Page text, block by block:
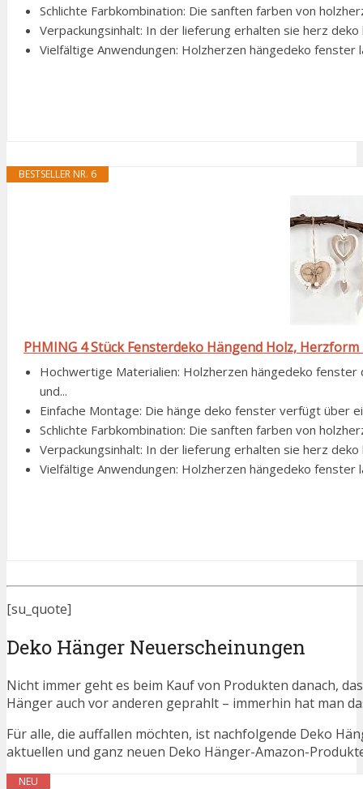
Schlichte Farbkombination: Die sanften farben von
Verpackungsinhalt: In der lieferung erhalten sie herz
Vielfältige Anwendungen: Holzherzen hängedeko fenster
BESTSELLER NR. 6
PHMING 4 Stück Fensterdeko Hängend Holz,
Hochwertige Materialien: Holzherzen hängedeko
und...
Einfache Montage: Die hänge deko fenster verfügt über
Schlichte Farbkombination: Die sanften farben von
Verpackungsinhalt: In der lieferung erhalten sie herz
Vielfältige Anwendungen: Holzherzen hängedeko fenster
[su_quote]
Deko Hänger Neuerscheinungen
Nicht immer geht es beim Kauf von Produkten danach,
Hänger auch vor anderen geprahlt – immerhin hat man
Für alle, die auffallen möchten, ist nachfolgende Deko
aktuellen und ganz neuen Deko Hänger-Amazon-
NEU